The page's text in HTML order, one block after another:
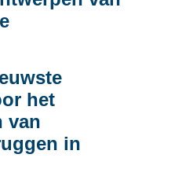
het
van
in